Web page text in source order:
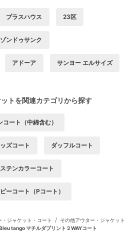
プラスハウス 23区
ンドゥサンク
アドーア サンヨー エルサイズ
トを関連カテゴリから探す
ート（中綿含む）
ズコート ダッフルコート
ステンカラーコート
ピーコート（Pコート）
・ジャケット・コート / その他アウター・ジャケット
tango マチルダプリント２WAYコート